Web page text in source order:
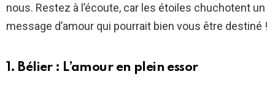
nous. Restez à l’écoute, car les étoiles chuchotent un
message d’amour qui pourrait bien vous être destiné !
1. Bélier : L’amour en plein essor